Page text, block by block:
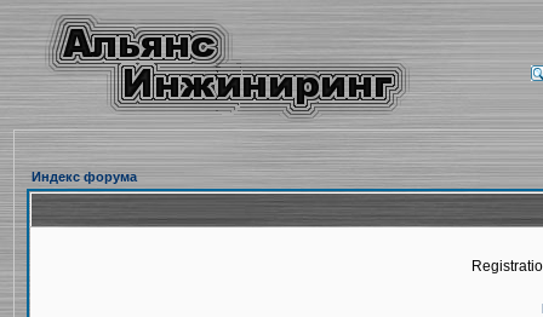
Индекс форума